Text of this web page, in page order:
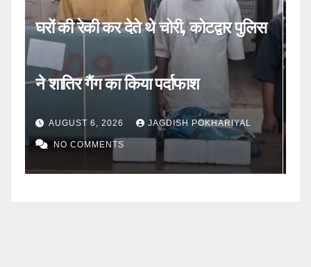
छोटे रेस्टोरेंट ने बदली जिंदगी, रश्मि देवी बनीं
आत्मनिर्भरता की मिसाल
AUGUST 6, 2026 JAGDISH POKHARIYAL
NO COMMENTS